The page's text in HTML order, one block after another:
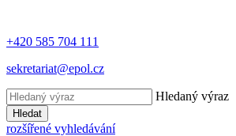
+420 585 704 111
sekretariat@epol.cz
Hledaný výraz
Hledat
rozšířené vyhledávání